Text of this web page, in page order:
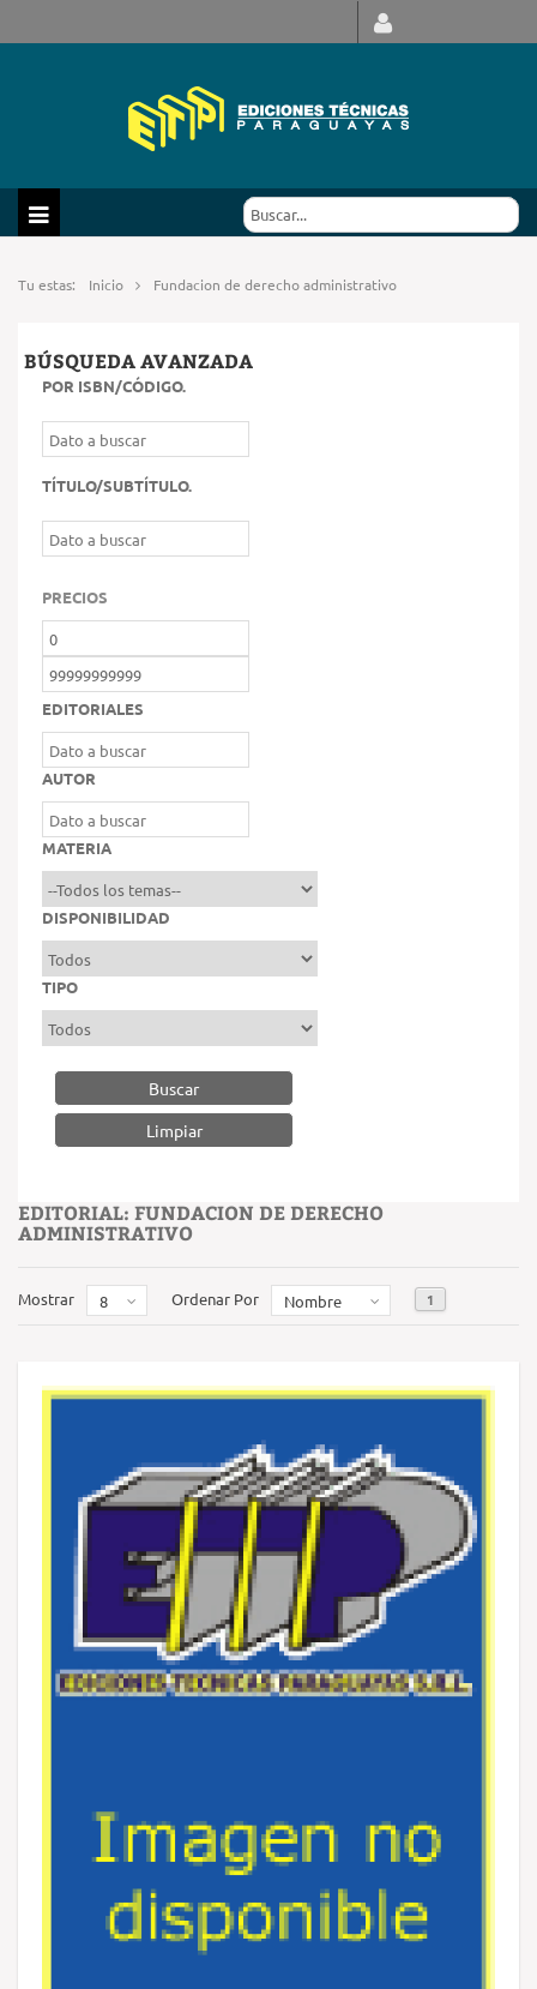
Tu estas: Inicio Fundacion de derecho administrativo
BÚSQUEDA AVANZADA
POR ISBN/CÓDIGO.
TÍTULO/SUBTÍTULO.
PRECIOS
EDITORIALES
AUTOR
MATERIA
DISPONIBILIDAD
TIPO
Buscar
EDITORIAL: FUNDACION DE DERECHO
ADMINISTRATIVO
Mostrar 8 Ordenar Por Nombre 1